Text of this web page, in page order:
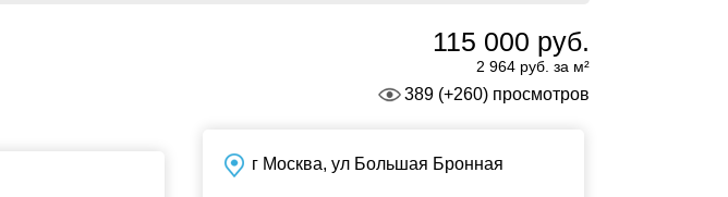
115 000 руб.
2 964 руб. за м²
389 (+260) просмотров
г Москва, ул Большая Бронная